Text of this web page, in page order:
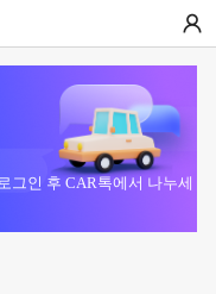
그인 후 CAR톡에서 나누세